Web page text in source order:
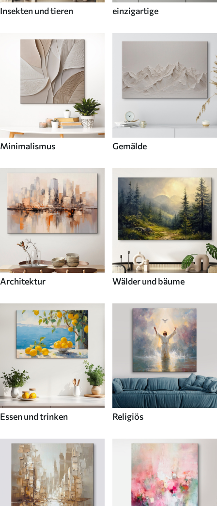
Insekten und tieren einzigartige
Minimalismus Gemälde
Architektur Wälder und bäume
Essen und trinken Religiös